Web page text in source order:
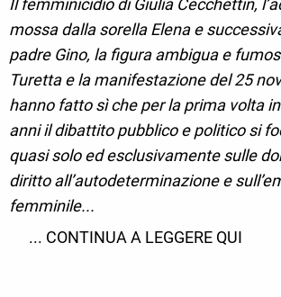
Il femminicidio di Giulia Cecchettin,
mossa dalla sorella Elena e
padre Gino, la figura ambigua e
Turetta e la manifestazione del 25
hanno fatto sì che per la prima volta
anni il dibattito pubblico e politico si
quasi solo ed esclusivamente sulle
diritto all’autodeterminazione e
femminile...
... CONTINUA A LEGGERE QUI